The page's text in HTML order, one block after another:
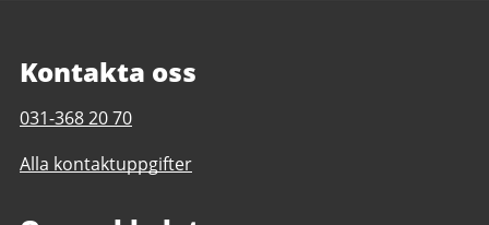
Kontakta oss
Telefonnummer
Ruddalens
031-368 20 70
Alla kontaktuppgifter